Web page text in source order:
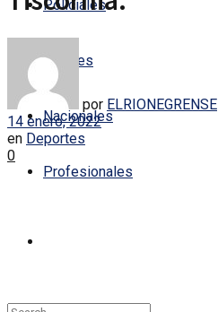
Policiales
Locales
Nacionales
Profesionales
por ELRIONEGRENSE
14 enero, 2022
en Deportes
0